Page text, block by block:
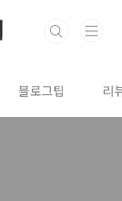
블로그팁 리